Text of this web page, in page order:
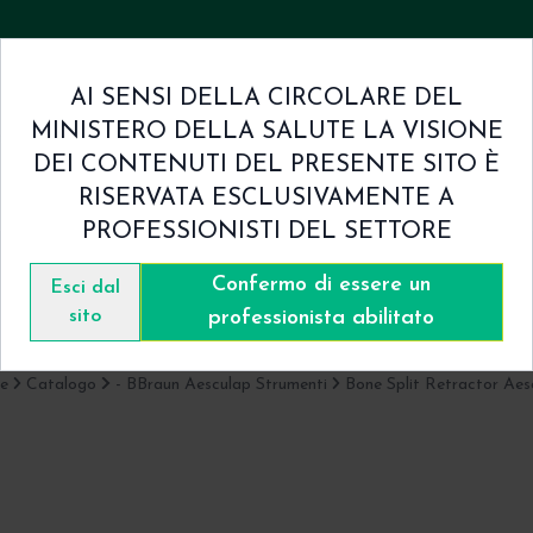
& CondizioniContatti
Catalogo
Catalogo - BBraun Aesculap Strumenti Bone Split Retractor
AI SENSI DELLA CIRCOLARE DEL
MINISTERO DELLA SALUTE LA VISIONE
DEI CONTENUTI DEL PRESENTE SITO È
RISERVATA ESCLUSIVAMENTE A
PROFESSIONISTI DEL SETTORE
Esci dal
sito
Confermo di essere un
professionista abilitato